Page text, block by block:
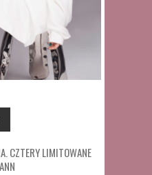
CZTERY LIMITOWANE